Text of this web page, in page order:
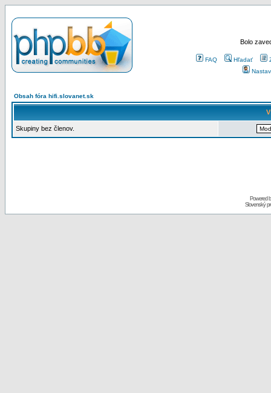
Bolo
FAQ Hľadať
Obsah fóra hifi.slovanet.sk
Skupiny bez členov.
Powered
Slovenský